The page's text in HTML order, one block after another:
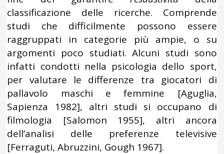
classificazione delle ricerche. Comprende
studi che difficilmente possono essere
raggruppati in categorie più ampie, o su
argomenti poco studiati. Alcuni studi sono
infatti condotti nella psicologia dello sport,
per valutare le differenze tra giocatori di
pallavolo maschi e femmine [Aguglia,
Sapienza 1982], altri studi si occupano di
filmologia [Salomon 1955], altri ancora
dell’analisi delle preferenze televisive
[Ferraguti, Abruzzini, Gough 1967].